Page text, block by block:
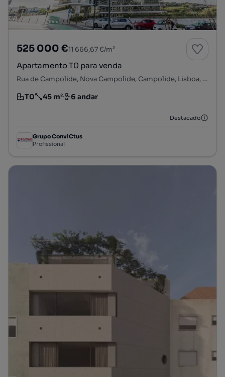
525 000 €11 666,67 €/m²
Apartamento T0 para venda
Rua de Campolide, Nova Campolide, Campolide, Lisboa, Lisboa
Tipologia
T0
Preço por metro quadrado
45 m²
Andar 6 andar
Destacado
Grupo ConviCtus
Profissional